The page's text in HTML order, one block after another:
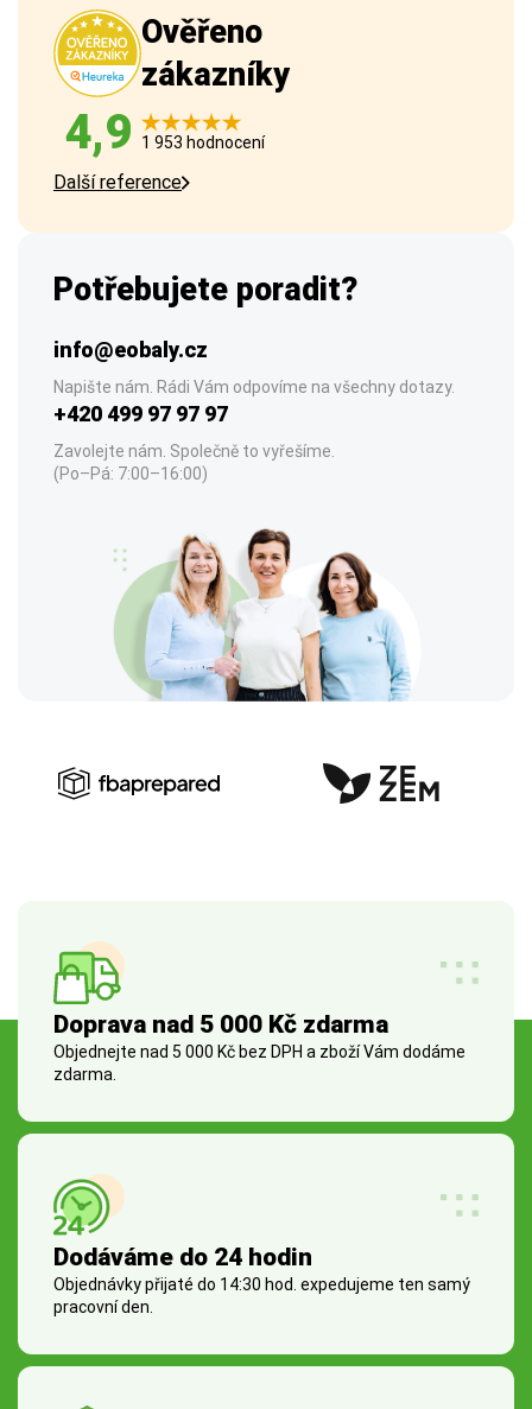
Ověřeno
zákazníky
4,9 1 953 hodnocení
Další reference
Potřebujete poradit?
info@eobaly.cz
Napište nám. Rádi Vám odpovíme na všechny dotazy.
+420 499 97 97 97
Zavolejte nám. Společně to vyřešíme.
(Po–Pá: 7:00–16:00)
Doprava nad 5 000 Kč zdarma
Objednejte nad 5 000 Kč bez DPH a zboží Vám dodáme
zdarma.
Dodáváme do 24 hodin
Objednávky přijaté do 14:30 hod. expedujeme ten samý
pracovní den.